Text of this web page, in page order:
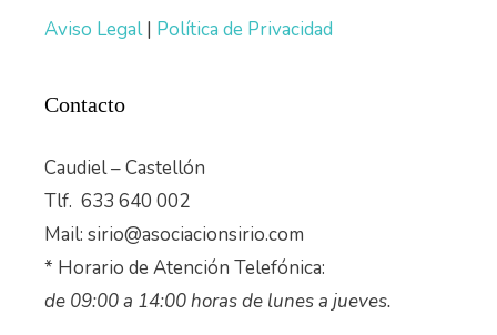
Aviso Legal| Política de Privacidad
Contacto
Caudiel – Castellón
Tlf. 633 640 002
Mail: sirio@asociacionsirio.com
* Horario de Atención Telefónica:
de 09:00 a 14:00 horas de lunes a jueves.